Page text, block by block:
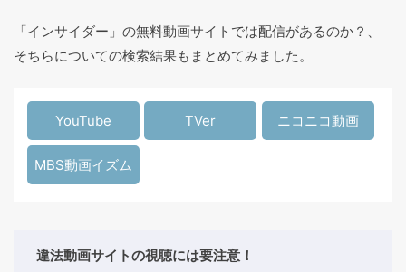
「インサイダー」の無料動画サイトでは配信があるのか？、
そちらについての検索結果もまとめてみました。
YouTube TVer ニコニコ動画
MBS動画イズム
違法動画サイトの視聴には要注意！